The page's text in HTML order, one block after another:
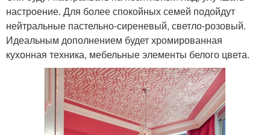
настроение. Для более спокойных семей подойдут
нейтральные пастельно-сиреневый, светло-розовый.
Идеальным дополнением будет хромированная
кухонная техника, мебельные элементы белого цвета.